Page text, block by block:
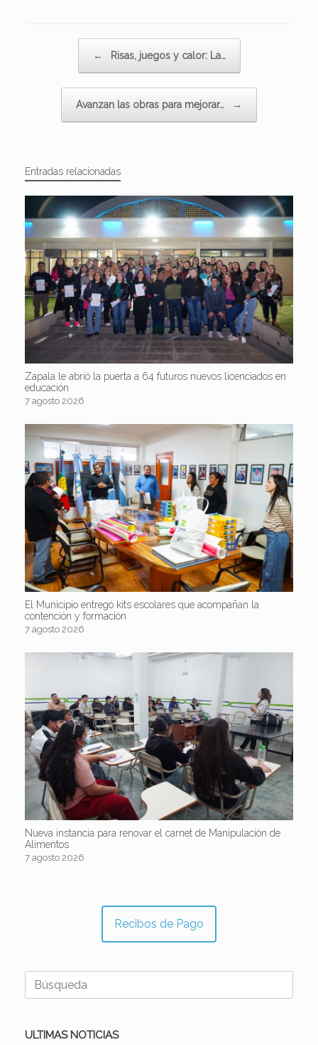
← Risas, juegos y calor: La…
Avanzan las obras para mejorar… →
Entradas relacionadas
Zapala le abrió la puerta a 64 futuros nuevos licenciados en
educación
7 agosto 2026
El Municipio entregó kits escolares que acompañan la
contención y formación
7 agosto 2026
Nueva instancia para renovar el carnet de Manipulación de
Alimentos
7 agosto 2026
Recibos de Pago
Buscar:
ULTIMAS NOTICIAS